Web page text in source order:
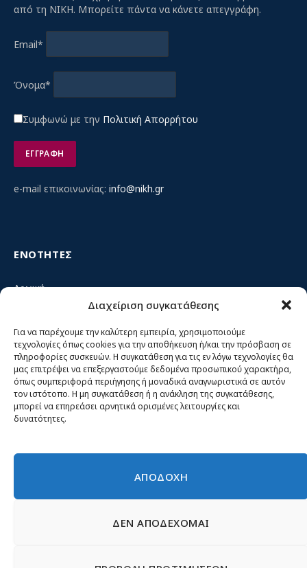
Διαχείριση συγκατάθεσης
Για να παρέχουμε την καλύτερη εμπειρία, χρησιμοποιούμε
τεχνολογίες όπως cookies για την αποθήκευση ή/και την πρόσβαση σε
πληροφορίες συσκευών. Η συγκατάθεση για τις εν λόγω τεχνολογίες θα
μας επιτρέψει να επεξεργαστούμε δεδομένα προσωπικού χαρακτήρα,
όπως συμπεριφορά περιήγησης ή μοναδικά αναγνωριστικά σε αυτόν
τον ιστότοπο. Η μη συγκατάθεση ή η ανάκληση της συγκατάθεσης,
μπορεί να επηρεάσει αρνητικά ορισμένες λειτουργίες και
δυνατότητες.
ΑΠΟΔΟΧΗ
ΔΕΝ ΑΠΟΔΕΧΟΜΑΙ
από τη ΝΙΚΗ. Μπορείτε πάντα να κάνετε απεγγράφη.
Email*
Όνομα*
Συμφωνώ με την Πολιτική Απορρήτου
e-mail επικοινωνίας: info@nikh.gr
ΕΝΟΤΗΤΕΣ
Αρχική
Κίνημα ΝΙΚΗ – Ποιοι είμαστε, αρχές & δράση
Θέσεις
Πρόσωπα
Όργανα και ομάδες
Βίντεο
Δελτία Τύπου
© 2026 Νίκη